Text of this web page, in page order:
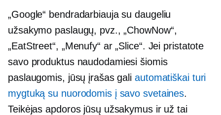
„Google“ bendradarbiauja su daugeliu
užsakymo paslaugų, pvz., „ChowNow“,
„EatStreet“, „Menufy“ ar „Slice“. Jei pristatote
savo produktus naudodamiesi šiomis
paslaugomis, jūsų įrašas gali automatiškai turi
mygtuką su nuorodomis į savo svetaines.
Teikėjas apdoros jūsų užsakymus ir už tai